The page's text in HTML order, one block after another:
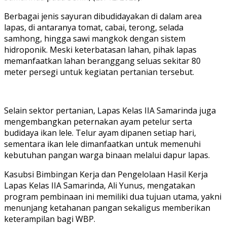
Berbagai jenis sayuran dibudidayakan di dalam area
lapas, di antaranya tomat, cabai, terong, selada
samhong, hingga sawi mangkok dengan sistem
hidroponik. Meski keterbatasan lahan, pihak lapas
memanfaatkan lahan beranggang seluas sekitar 80
meter persegi untuk kegiatan pertanian tersebut.
Selain sektor pertanian, Lapas Kelas IIA Samarinda juga
mengembangkan peternakan ayam petelur serta
budidaya ikan lele. Telur ayam dipanen setiap hari,
sementara ikan lele dimanfaatkan untuk memenuhi
kebutuhan pangan warga binaan melalui dapur lapas.
Kasubsi Bimbingan Kerja dan Pengelolaan Hasil Kerja
Lapas Kelas IIA Samarinda, Ali Yunus, mengatakan
program pembinaan ini memiliki dua tujuan utama, yakni
menunjang ketahanan pangan sekaligus memberikan
keterampilan bagi WBP.